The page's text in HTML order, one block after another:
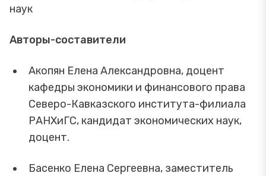
наук
Авторы-составители
Акопян Елена Александровна, доцент
кафедры экономики и финансового права
Северо-Кавказского института-филиала
РАНХиГС, кандидат экономических наук,
доцент.
Басенко Елена Сергеевна, заместитель